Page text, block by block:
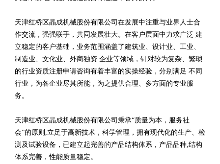
天津红桥区晶成机械股份有限公司在发展中注重与业界人士合
作交流，强强联手，共同发展壮大。在客户层面中力求广泛 建
立稳定的客户基础，业务范围涵盖了建筑业、设计业、工业、
制造业、文化业、外商独资 企业等领域，针对较为复杂、繁琐
的行业资质注册申请咨询有着丰富的实操经验，分别满足 不同
行业，为各企业尽其所能，为之提供合理、多方面的专业服
务。
天津红桥区晶成机械股份有限公司秉承“质量为本，服务社
会”的原则,立足于高新技术，科学管理，拥有现代化的生产、检
测及试验设备，已建立起完善的产品结构体系，产品品种,结构
体系完善，性能质量稳定。